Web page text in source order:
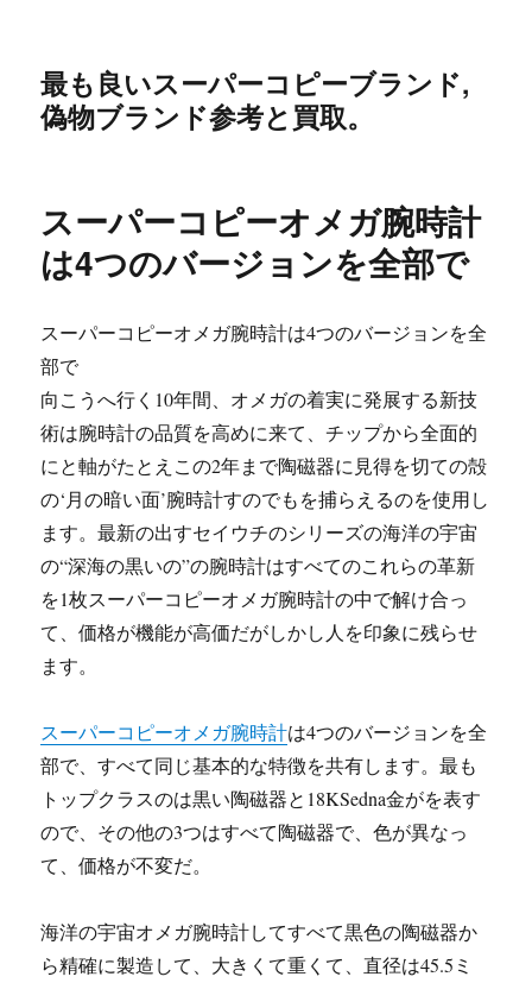
最も良いスーパーコピーブランド,
偽物ブランド参考と買取。
スーパーコピーオメガ腕時計
は4つのバージョンを全部で
スーパーコピーオメガ腕時計は4つのバージョンを全
部で
向こうへ行く10年間、オメガの着実に発展する新技
術は腕時計の品質を高めに来て、チップから全面的
にと軸がたとえこの2年まで陶磁器に見得を切ての殻
の‘月の暗い面’腕時計すのでもを捕らえるのを使用し
ます。最新の出すセイウチのシリーズの海洋の宇宙
の“深海の黒いの”の腕時計はすべてのこれらの革新
を1枚スーパーコピーオメガ腕時計の中で解け合っ
て、価格が機能が高価だがしかし人を印象に残らせ
ます。
スーパーコピーオメガ腕時計は4つのバージョンを全
部で、すべて同じ基本的な特徴を共有します。最も
トップクラスのは黒い陶磁器と18KSedna金がを表す
ので、その他の3つはすべて陶磁器で、色が異なっ
て、価格が不変だ。
海洋の宇宙オメガ腕時計してすべて黒色の陶磁器か
ら精確に製造して、大きくて重くて、直径は45.5ミ